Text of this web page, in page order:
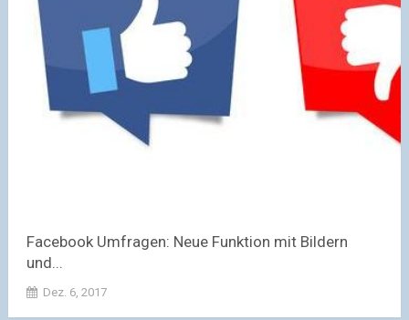
Facebook Umfragen: Neue Funktion mit Bildern
und...
Dez. 6, 2017